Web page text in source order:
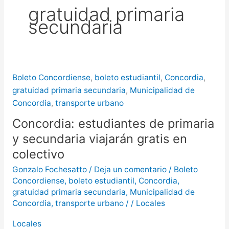
más de $580 millones
Creciente del río Uruguay:
puntos de Concordia
gratuidad primaria
secundaria
Boleto Concordiense, boleto estudiantil, Concordia,
gratuidad primaria secundaria, Municipalidad de
Concordia, transporte urbano
Concordia: estudiantes de primaria
y secundaria viajarán gratis en
colectivo
Gonzalo Fochesatto / Deja un comentario / Boleto
Concordiense, boleto estudiantil, Concordia,
gratuidad primaria secundaria, Municipalidad de
Concordia, transporte urbano/ / Locales
Locales